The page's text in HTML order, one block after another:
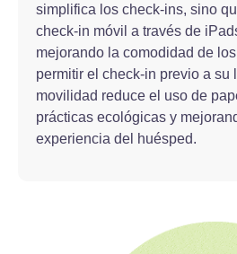
simplifica los check-ins, sino
check-in móvil a través de
mejorando la comodidad de
permitir el check-in previo a su
movilidad reduce el uso de
prácticas ecológicas y
experiencia del huésped.